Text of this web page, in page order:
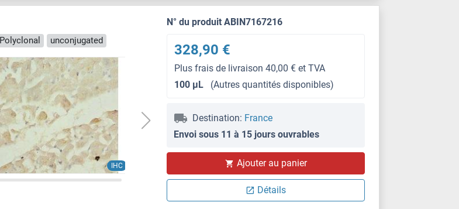
Polyclonal unconjugated
IHC
IHC
N° du produit ABIN7167216
328,90 €
Plus frais de livraison 40,00 € et TVA
100 μL
(Autres quantités disponibles)
Destination: France
Envoi sous 11 à 15 jours ouvrables
Ajouter au panier
Détails